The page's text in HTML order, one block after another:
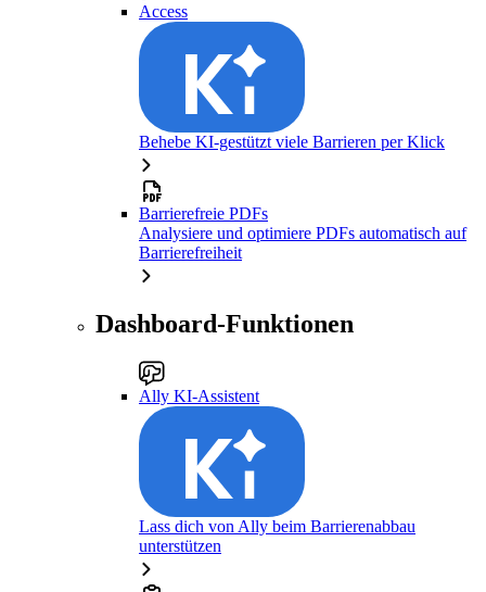
Access
Behebe KI-gestützt viele Barrieren per Klick
Barrierefreie PDFs
Analysiere und optimiere PDFs automatisch auf
Barrierefreiheit
Dashboard-Funktionen
Ally KI-Assistent
Lass dich von Ally beim Barrierenabbau
unterstützen